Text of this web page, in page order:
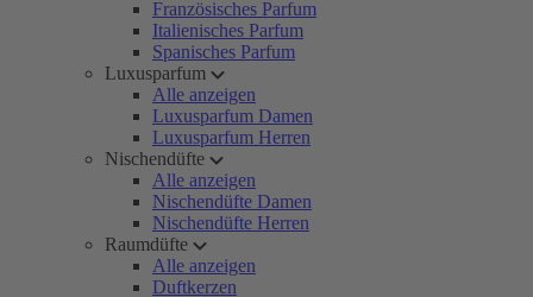
Französisches Parfum
Italienisches Parfum
Spanisches Parfum
Luxusparfum
Alle anzeigen
Luxusparfum Damen
Luxusparfum Herren
Nischendüfte
Alle anzeigen
Nischendüfte Damen
Nischendüfte Herren
Raumdüfte
Alle anzeigen
Duftkerzen